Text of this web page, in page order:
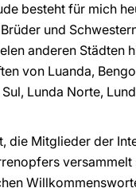
besteht für mich
und
anderen Städten
von Luanda,
Lunda Norte,
die Mitglieder der
versammelt